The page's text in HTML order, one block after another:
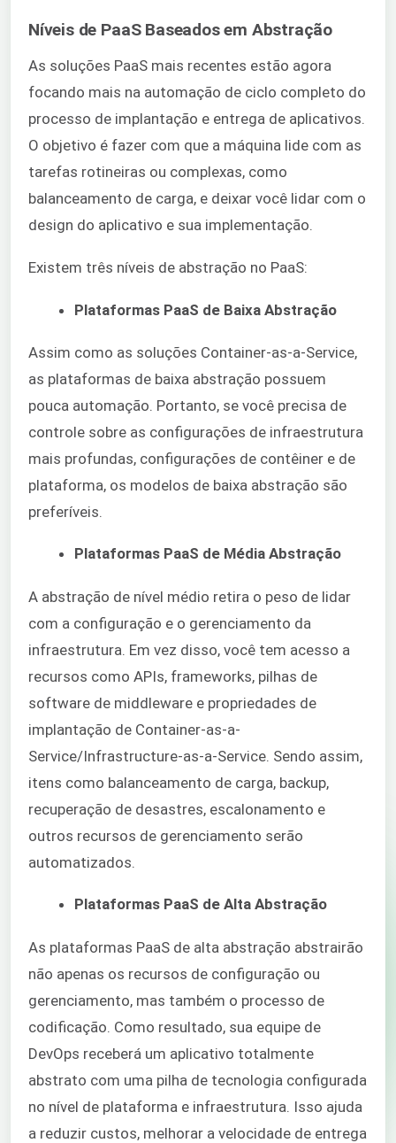
Níveis de PaaS Baseados em Abstração
As soluções PaaS mais recentes estão agora
focando mais na automação de ciclo completo do
processo de implantação e entrega de aplicativos.
O objetivo é fazer com que a máquina lide com as
tarefas rotineiras ou complexas, como
balanceamento de carga, e deixar você lidar com o
design do aplicativo e sua implementação.
Existem três níveis de abstração no PaaS:
Plataformas PaaS de Baixa Abstração
Assim como as soluções Container-as-a-Service,
as plataformas de baixa abstração possuem
pouca automação. Portanto, se você precisa de
controle sobre as configurações de infraestrutura
mais profundas, configurações de contêiner e de
plataforma, os modelos de baixa abstração são
preferíveis.
Plataformas PaaS de Média Abstração
A abstração de nível médio retira o peso de lidar
com a configuração e o gerenciamento da
infraestrutura. Em vez disso, você tem acesso a
recursos como APIs, frameworks, pilhas de
software de middleware e propriedades de
implantação de Container-as-a-
Service/Infrastructure-as-a-Service. Sendo assim,
itens como balanceamento de carga, backup,
recuperação de desastres, escalonamento e
outros recursos de gerenciamento serão
automatizados.
Plataformas PaaS de Alta Abstração
As plataformas PaaS de alta abstração abstrairão
não apenas os recursos de configuração ou
gerenciamento, mas também o processo de
codificação. Como resultado, sua equipe de
DevOps receberá um aplicativo totalmente
abstrato com uma pilha de tecnologia configurada
no nível de plataforma e infraestrutura. Isso ajuda
a reduzir custos, melhorar a velocidade de entrega